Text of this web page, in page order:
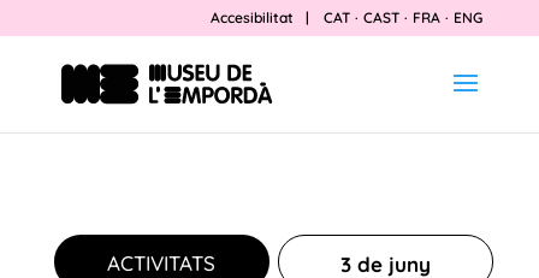
Accesibilitat | CAT · CAST · FRA · ENG
ACTIVITATS 3 de juny